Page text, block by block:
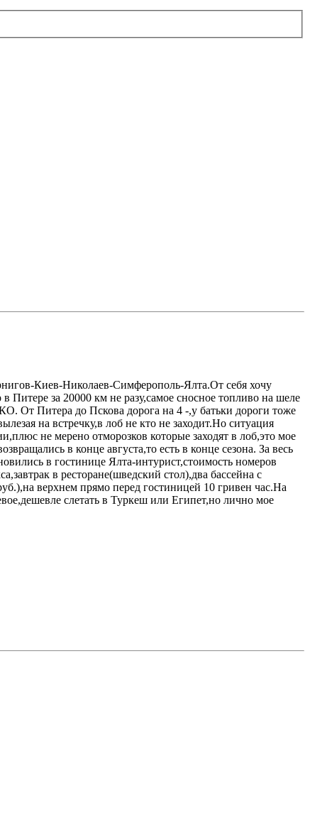
Киев-Николаев-Симферополь-Ялта.От себя хочу
Питере за 20000 км не разу,самое сносное топливо на шеле
От Питера до Пскова дорога на 4 -,у батьки дороги тоже
на встречку,в лоб не кто не заходит.Но ситуация
не мерено отморозков которые заходят в лоб,это мое
в конце августа,то есть в конце сезона. За весь
в гостинице Ялта-интурист,стоимость номеров
в ресторане(шведский стол),два бассейна с
верхнем прямо перед гостиницей 10 гривен час.На
слетать в Туркеш или Египет,но лично мое